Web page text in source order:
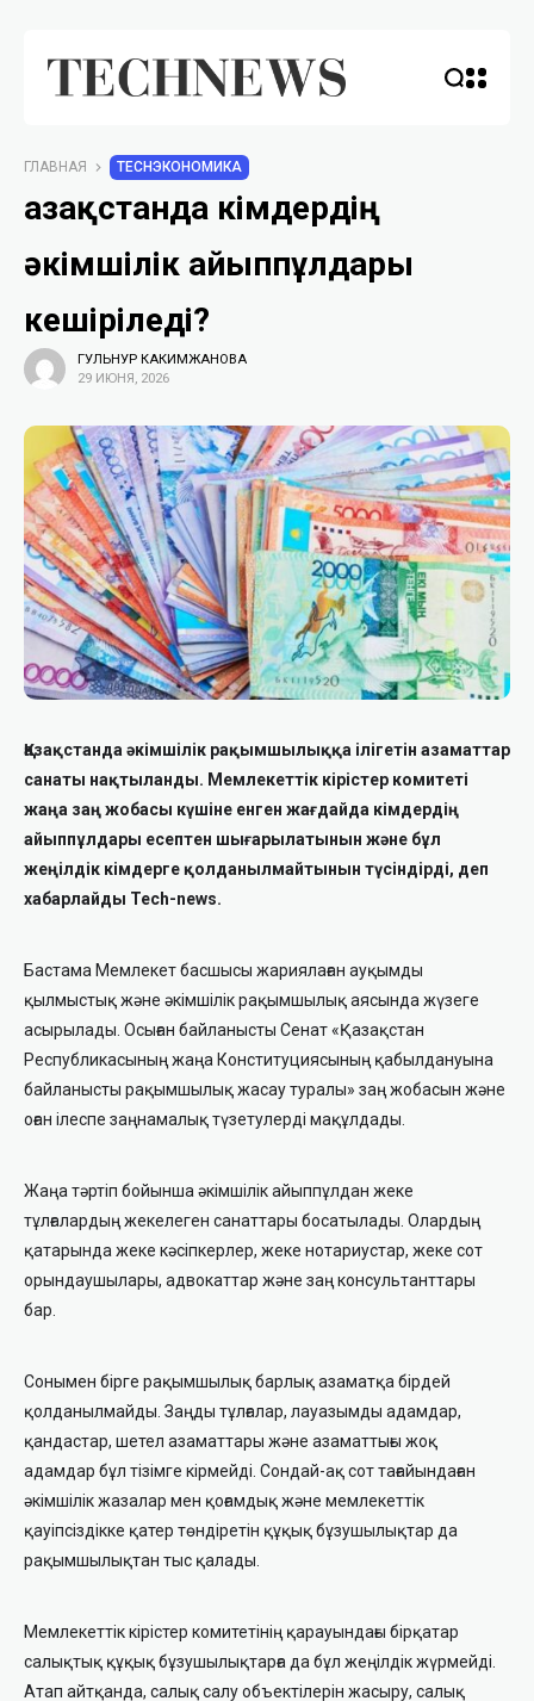
ГЛАВНАЯ TECHЭКОНОМИКА
Қазақстанда кімдердің
әкімшілік айыппұлдары
кешіріледі?
ГУЛЬНУР КАКИМЖАНОВА
29 ИЮНЯ, 2026
Қазақстанда әкімшілік рақымшылыққа ілігетін азаматтар
санаты нақтыланды. Мемлекеттік кірістер комитеті
жаңа заң жобасы күшіне енген жағдайда кімдердің
айыппұлдары есептен шығарылатынын және бұл
жеңілдік кімдерге қолданылмайтынын түсіндірді, деп
хабарлайды Tech-news.
Бастама Мемлекет басшысы жариялаған ауқымды
қылмыстық және әкімшілік рақымшылық аясында жүзеге
асырылады. Осыған байланысты Сенат «Қазақстан
Республикасының жаңа Конституциясының қабылдануына
байланысты рақымшылық жасау туралы» заң жобасын және
оған ілеспе заңнамалық түзетулерді мақұлдады.
Жаңа тәртіп бойынша әкімшілік айыппұлдан жеке
тұлғалардың жекелеген санаттары босатылады. Олардың
қатарында жеке кәсіпкерлер, жеке нотариустар, жеке сот
орындаушылары, адвокаттар және заң консультанттары
бар.
Сонымен бірге рақымшылық барлық азаматқа бірдей
қолданылмайды. Заңды тұлғалар, лауазымды адамдар,
қандастар, шетел азаматтары және азаматтығы жоқ
адамдар бұл тізімге кірмейді. Сондай-ақ сот тағайындаған
әкімшілік жазалар мен қоғамдық және мемлекеттік
қауіпсіздікке қатер төндіретін құқық бұзушылықтар да
рақымшылықтан тыс қалады.
Мемлекеттік кірістер комитетінің қарауындағы бірқатар
салықтық құқық бұзушылықтарға да бұл жеңілдік жүрмейді.
Атап айтқанда, салық салу объектілерін жасыру, салық